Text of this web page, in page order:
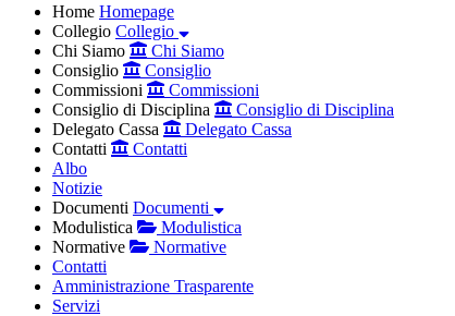
Home Homepage
Collegio Collegio
Chi Siamo
Chi Siamo
Consiglio
Consiglio
Commissioni
Commissioni
Consiglio di Disciplina
Consiglio di Disciplina
Delegato Cassa
Delegato Cassa
Contatti
Contatti
Albo
Notizie
Documenti Documenti
Modulistica
Modulistica
Normative
Normative
Contatti
Amministrazione Trasparente
Servizi